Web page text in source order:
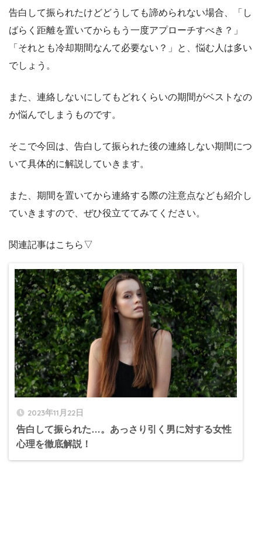
告白して振られたけどどうしても諦められない場合、「し
ばらく距離を置いてからもう一度アプローチすべき？」
「それとも冷却期間なんて必要ない？」と、悩む人は多い
でしょう。
また、連絡しないにしてもどれくらいの期間がベストなの
か悩んでしまうものです。
そこで今回は、告白して振られた後の連絡しない期間につ
いて具体的に解説していきます。
また、期間を置いてから連絡する際の注意点なども紹介し
ていきますので、ぜひ役立ててみてください。
関連記事はこちら▽
2023年11月22日
告白して振られた…。あっさり引く男に対する女性
心理を徹底解説！